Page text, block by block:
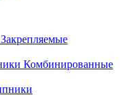
Закрепляемые
Комбинированные